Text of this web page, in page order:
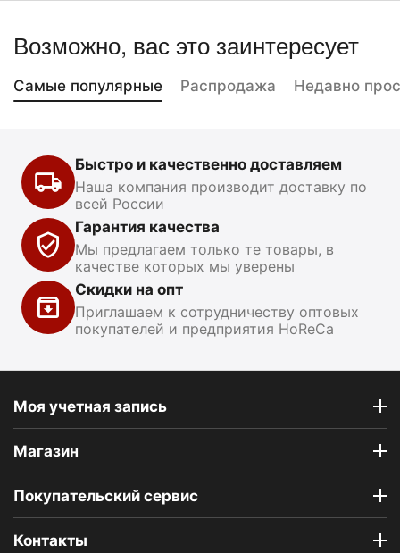
Возможно, вас это заинтересует
Самые популярные Распродажа Недавно
Быстро и качественно доставляем
Наша компания производит доставку по
всей России
Гарантия качества
Мы предлагаем только те товары, в
качестве которых мы уверены
Скидки на опт
Приглашаем к сотрудничеству оптовых
покупателей и предприятия HoReCa
Моя учетная запись
Магазин
Покупательский сервис
Контакты